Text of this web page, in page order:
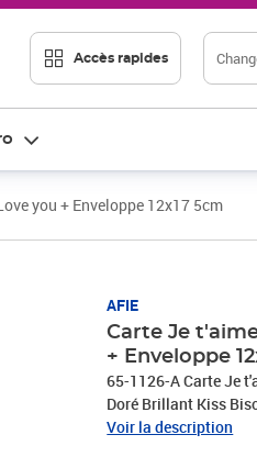
Accès rapides
you + Enveloppe 12x17 5cm
AFIE
Carte Je
+ Enveloppe
65-1126-A Carte Je
Doré Brillant Kiss
Américain BD
Voir la description